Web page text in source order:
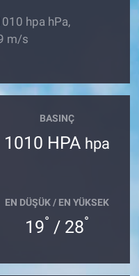
hpa hPa,
m/s
BASINÇ
1010 HPA hpa
EN DÜŞÜK / EN YÜKSEK
19° / 28°